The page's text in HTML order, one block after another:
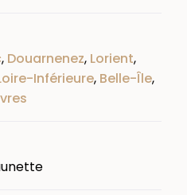
, Douarnenez, Lorient,
Inférieure, Belle-Île,